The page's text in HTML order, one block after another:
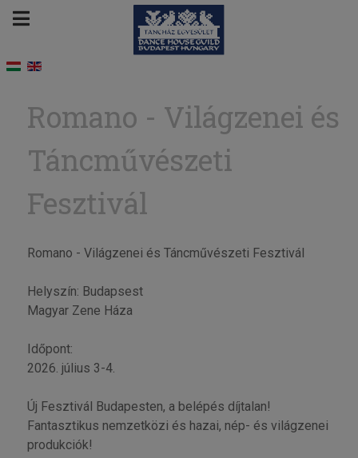
Romano - Világzenei és
Táncművészeti
Fesztivál
Romano - Világzenei és Táncművészeti Fesztivál
Helyszín: Budapsest
Magyar Zene Háza
Időpont:
2026. július 3-4.
Új Fesztivál Budapesten, a belépés díjtalan!
Fantasztikus nemzetközi és hazai, nép- és világzenei
produkciók!